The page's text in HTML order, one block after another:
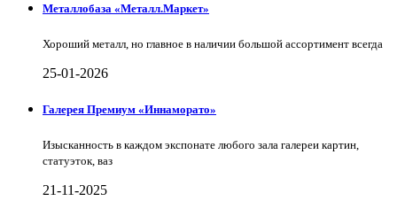
Металлобаза «Металл.Маркет»
Хороший металл, но главное в наличии большой ассортимент всегда
25-01-2026
Галерея Премиум «Иннаморато»
Изысканность в каждом экспонате любого зала галереи картин,
статуэток, ваз
21-11-2025